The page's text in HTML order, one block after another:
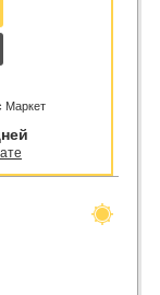
Маркет